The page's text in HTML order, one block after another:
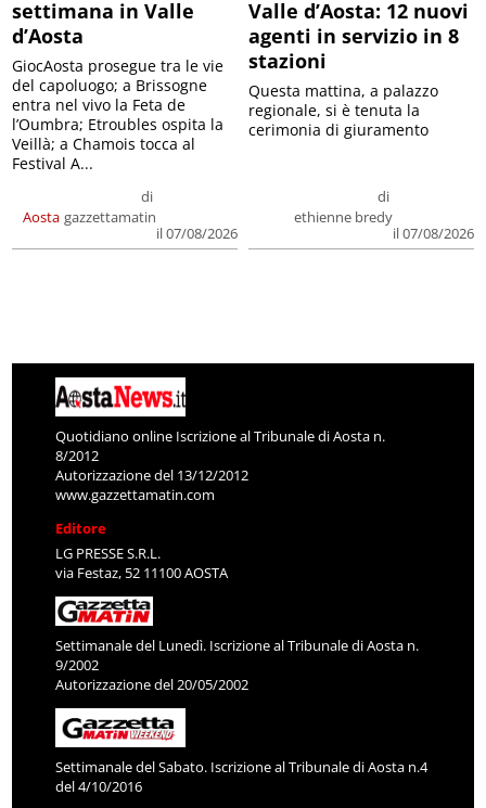
settimana in Valle
d’Aosta
Aosta
di
gazzettamatin
il 07/08/2026
GiocAosta prosegue tra le vie
del capoluogo; a Brissogne
entra nel vivo la Feta de
l’Oumbra; Etroubles ospita la
Veillà; a Chamois tocca al
Festival A...
Valle d’Aosta: 12 nuovi
agenti in servizio in 8
stazioni
di
ethienne bredy
il 07/08/2026
Questa mattina, a palazzo
regionale, si è tenuta la
cerimonia di giuramento
Quotidiano online Iscrizione al Tribunale di Aosta n.
8/2012
Autorizzazione del 13/12/2012
www.gazzettamatin.com
Editore
LG PRESSE S.R.L.
via Festaz, 52 11100 AOSTA
Settimanale del Lunedì. Iscrizione al Tribunale di Aosta n.
9/2002
Autorizzazione del 20/05/2002
Settimanale del Sabato. Iscrizione al Tribunale di Aosta n.4
del 4/10/2016